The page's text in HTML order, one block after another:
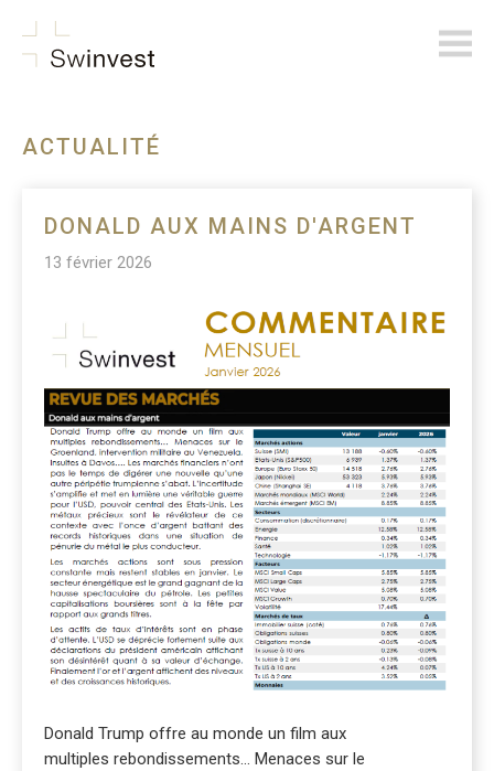
ACTUALITÉ
DONALD AUX MAINS D'ARGENT
13 février 2026
Donald Trump offre au monde un film aux
multiples rebondissements… Menaces sur le